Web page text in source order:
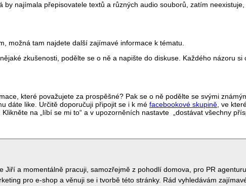
by najímala přepisovatele textů a různých audio souborů, zatím
možná tam najdete další zajímavé informace k tématu.
nějaké zkušenosti, podělte se o ně a napište do diskuse. Každého názoru
které považujete za prospěšné? Pak se o ně podělte se svými
dáte like. Určitě doporučuji připojit se i k mé facebookové skupině, ve
na „líbí se mi to“ a v upozorněních nastavte „dostávat všechny
Jiří a momentálně pracuji, samozřejmě z pohodlí domova, pro PR
pro e-shop a věnuji se i tvorbě této stránky. Rád vyhledávám